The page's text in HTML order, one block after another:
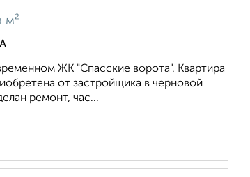
м²
ЖК "Cпасcкие вoротa". Квартира
от застройщика в черновой
ремонт, час...